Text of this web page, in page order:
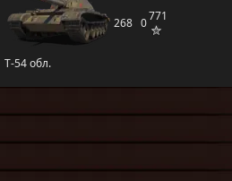
Т-54 обл.
268 0771